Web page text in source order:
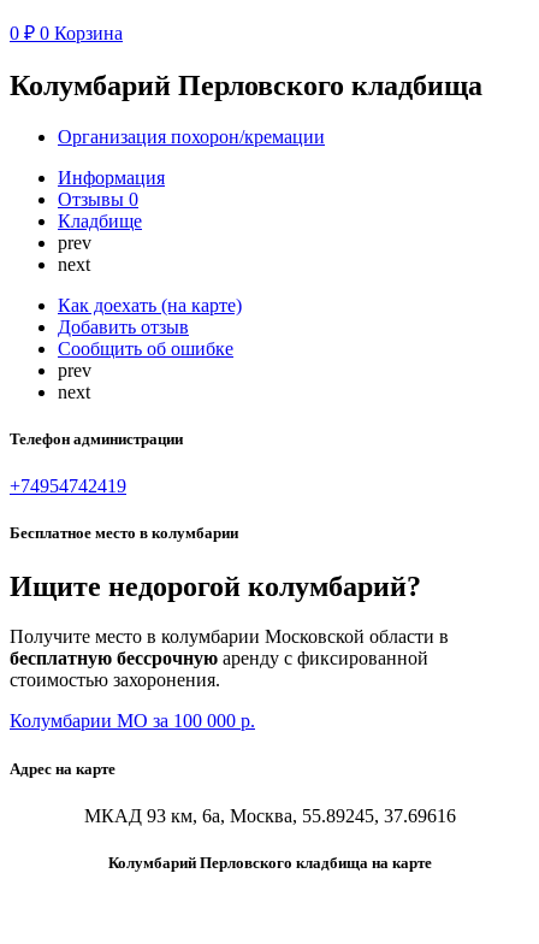
0 ₽ 0 Корзина
Колумбарий Перловского кладбища
Организация похорон/кремации
Информация
Отзывы 0
Кладбище
prev
next
Как доехать (на карте)
Добавить отзыв
Сообщить об ошибке
prev
next
Телефон администрации
+74954742419
Бесплатное место в колумбарии
Ищите недорогой колумбарий?
Получите место в колумбарии Московской области в
бесплатную бессрочную аренду с фиксированной
стоимостью захоронения.
Колумбарии МО за 100 000 р.
Адрес на карте
МКАД 93 км, 6а, Москва, 55.89245, 37.69616
Колумбарий Перловского кладбища на карте